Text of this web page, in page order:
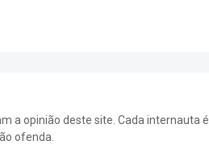
a opinião deste site. Cada internauta é
ofenda.